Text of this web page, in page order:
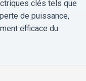
clés tels que
de puissance,
efficace du